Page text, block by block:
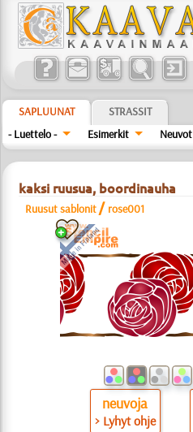
SAPLUUNAT
STRASSIT
- Luettelo -
Esimerkit Neuvot
kaksi ruusua, boordinauha
Ruusut sablonit / rose001
neuvoja
> Lyhyt ohje